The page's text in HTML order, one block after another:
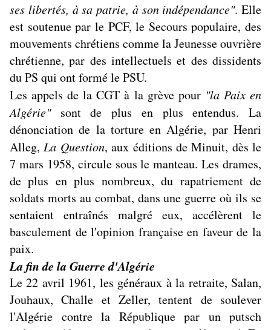
ses libertés, à sa patrie, à son indépendance". Elle
est soutenue par le PCF, le Secours populaire, des
mouvements chrétiens comme la Jeunesse ouvrière
chrétienne, par des intellectuels et des dissidents
du PS qui ont formé le PSU.
Les appels de la CGT à la grève pour "la Paix en
Algérie"sont de plus en plus entendus. La
dénonciation de la torture en Algérie, par Henri
Alleg,La Question, aux éditions de Minuit, dès le
7 mars 1958, circule sous le manteau. Les drames,
de plus en plus nombreux, du rapatriement de
soldats morts au combat, dans une guerre où ils se
sentaient entraînés malgré eux, accélèrent le
basculement de l'opinion française en faveur de la
paix.
La fin de la Guerre d'Algérie
Le 22 avril 1961, les généraux à la retraite, Salan,
Jouhaux, Challe et Zeller, tentent de soulever
l'Algérie contre la République par un putsch